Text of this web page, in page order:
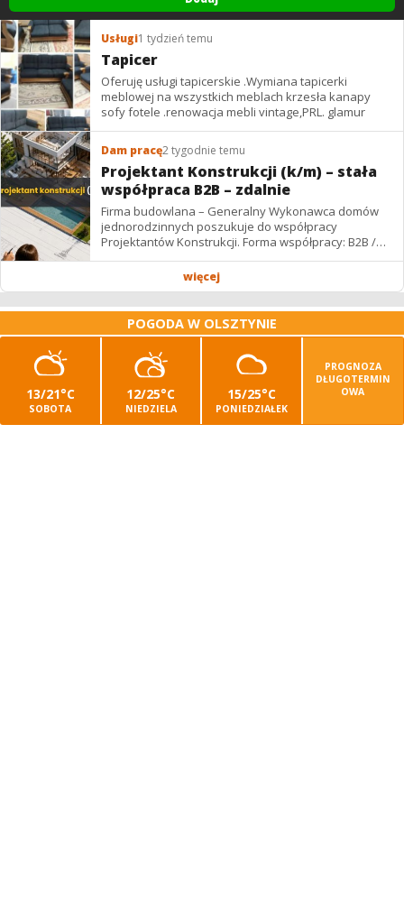
Usługi1 tydzień temu
Tapicer
Oferuję usługi tapicerskie .Wymiana tapicerki
meblowej na wszystkich meblach krzesła kanapy
sofy fotele .renowacja mebli vintage,PRL. glamur
Dam pracę2 tygodnie temu
Projektant Konstrukcji (k/m) – stała
współpraca B2B – zdalnie
Firma budowlana – Generalny Wykonawca domów
jednorodzinnych poszukuje do współpracy
Projektantów Konstrukcji. Forma współpracy: B2B /
więcej
POGODA W OLSZTYNIE
13/21°C
SOBOTA
12/25°C
NIEDZIELA
15/25°C
PONIEDZIAŁEK
PROGNOZA
DŁUGOTERMIN
OWA